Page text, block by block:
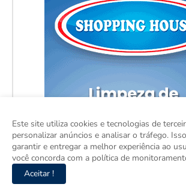
Este site utiliza cookies e tecnologias de
personalizar anúncios e analisar o tráfego.
garantir e entregar a melhor experiência ao
você concorda com a política de
Aceitar !